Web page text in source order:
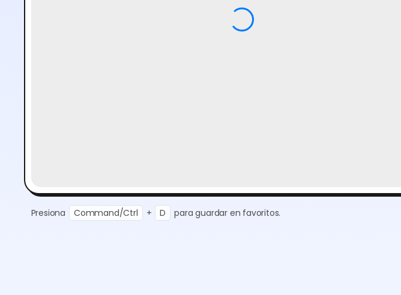
Presiona Command/Ctrl + D para guardar en favoritos.